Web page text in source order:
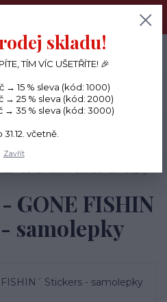
odesílám každý den, KREATIVNÍ
Menu
CZK
GONE FISHIN
samolepky
skladu!
TÍM VÍC UŠETŘÍTE! 🎉
→ 15 % sleva (kód: 1000)
→ 25 % sleva (kód: 2000)
→ 35 % sleva (kód: 3000)
včetně.
Zavřít